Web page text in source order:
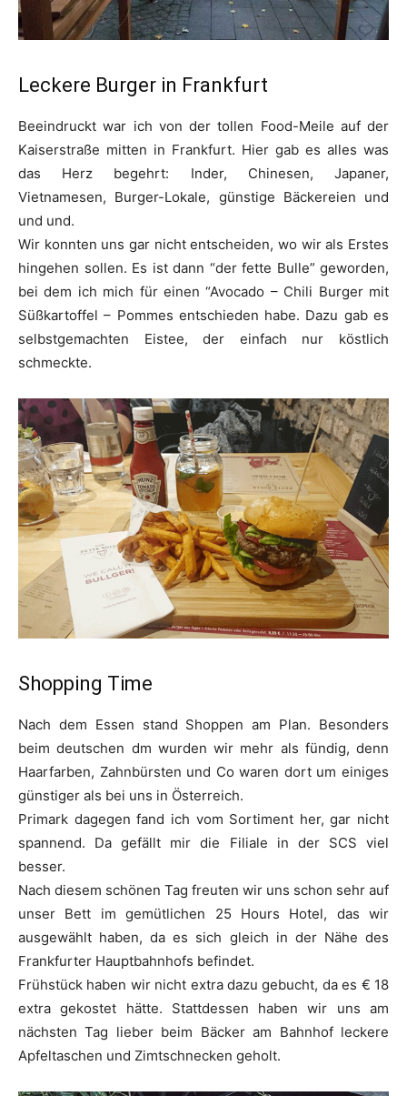
Leckere Burger in Frankfurt
Beeindruckt war ich von der tollen Food-Meile auf der
Kaiserstraße mitten in Frankfurt. Hier gab es alles was
das Herz begehrt: Inder, Chinesen, Japaner,
Vietnamesen, Burger-Lokale, günstige Bäckereien und
und und.
Wir konnten uns gar nicht entscheiden, wo wir als Erstes
hingehen sollen. Es ist dann “der fette Bulle” geworden,
bei dem ich mich für einen “Avocado – Chili Burger mit
Süßkartoffel – Pommes entschieden habe. Dazu gab es
selbstgemachten Eistee, der einfach nur köstlich
schmeckte.
Shopping Time
Nach dem Essen stand Shoppen am Plan. Besonders
beim deutschen dm wurden wir mehr als fündig, denn
Haarfarben, Zahnbürsten und Co waren dort um einiges
günstiger als bei uns in Österreich.
Primark dagegen fand ich vom Sortiment her, gar nicht
spannend. Da gefällt mir die Filiale in der SCS viel
besser.
Nach diesem schönen Tag freuten wir uns schon sehr auf
unser Bett im gemütlichen 25 Hours Hotel, das wir
ausgewählt haben, da es sich gleich in der Nähe des
Frankfurter Hauptbahnhofs befindet.
Frühstück haben wir nicht extra dazu gebucht, da es € 18
extra gekostet hätte. Stattdessen haben wir uns am
nächsten Tag lieber beim Bäcker am Bahnhof leckere
Apfeltaschen und Zimtschnecken geholt.